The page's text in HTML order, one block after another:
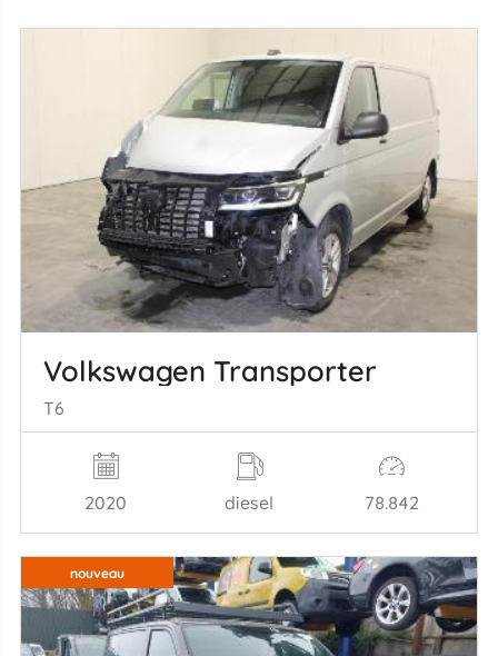
Volkswagen Transporter
T6
2020 diesel 78.842
nouveau